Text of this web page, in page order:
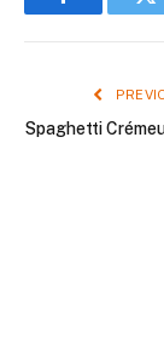
Facebook
Spaghetti